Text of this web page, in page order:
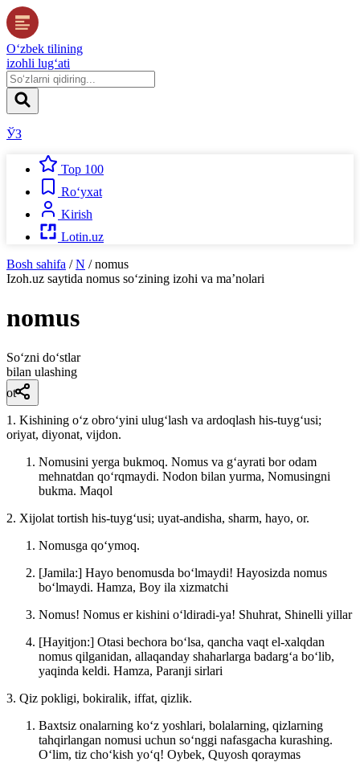
O‘zbek tilining
izohli lug‘ati
ЎЗ
Top 100
Ro‘yxat
Kirish
Lotin.uz
Bosh sahifa / N / nomus
Izoh.uz saytida nomus so‘zining izohi va ma’nolari
nomus
So‘zni do‘stlar
bilan ulashing
ot
1. Kishining oʻz obroʻyini ulugʻlash va ardoqlash his-tuygʻusi;
oriyat, diyonat, vijdon.
Nomusini yerga bukmoq. Nomus va gʻayrati bor odam
mehnatdan qoʻrqmaydi. Nodon bilan yurma, Nomusingni
bukma. Maqol
2. Xijolat tortish his-tuygʻusi; uyat-andisha, sharm, hayo, or.
Nomusga qoʻymoq.
[Jamila:] Hayo benomusda boʻlmaydi! Hayosizda nomus
boʻlmaydi. Hamza, Boy ila xizmatchi
Nomus! Nomus er kishini oʻldiradi-ya! Shuhrat, Shinelli yillar
[Hayitjon:] Otasi bechora boʻlsa, qancha vaqt el-xalqdan
nomus qilganidan, allaqanday shaharlarga badargʻa boʻlib,
yaqinda keldi. Hamza, Paranji sirlari
3. Qiz pokligi, bokiralik, iffat, qizlik.
Baxtsiz onalarning koʻz yoshlari, bolalarning, qizlarning
tahqirlangan nomusi uchun soʻnggi nafasgacha kurashing.
Oʻlim, tiz choʻkish yoʻq! Oybek, Quyosh qoraymas